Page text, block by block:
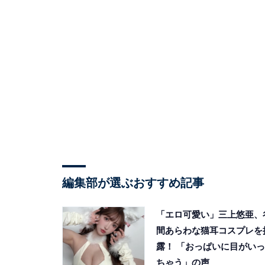
編集部が選ぶおすすめ記事
「エロ可愛い」三上悠亜、
間あらわな猫耳コスプレを
露！ 「おっぱいに目がいっ
ちゃう」の声